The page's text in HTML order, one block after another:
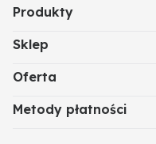
Produkty
Sklep
Oferta
Metody płatności